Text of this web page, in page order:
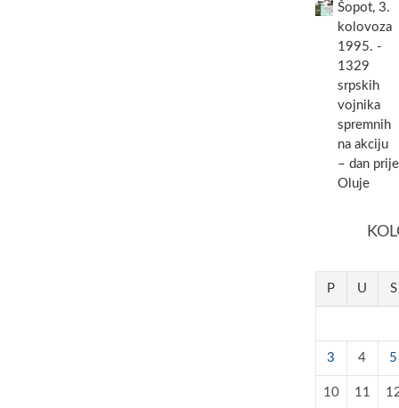
Šopot, 3.
kolovoza
1995. -
1329
srpskih
vojnika
spremnih
na akciju
– dan prije
Oluje
P U S
3 4 5
10 11